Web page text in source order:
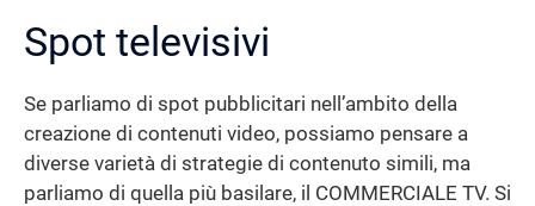
Spot televisivi
Se parliamo di spot pubblicitari nell’ambito della
creazione di contenuti video, possiamo pensare a
diverse varietà di strategie di contenuto simili, ma
parliamo di quella più basilare, il COMMERCIALE TV. Si